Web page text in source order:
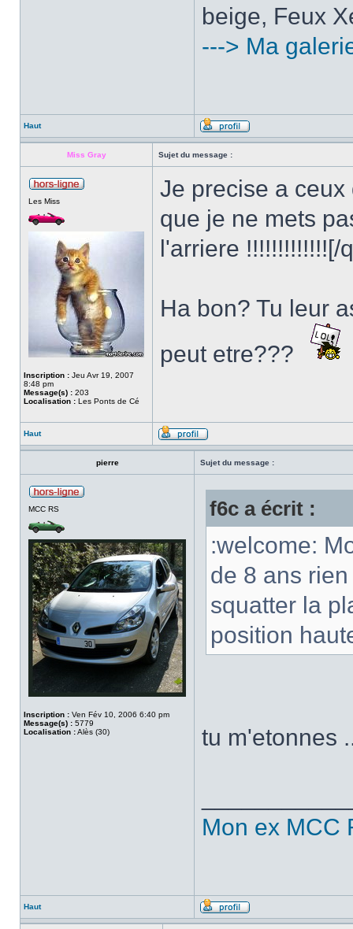
beige, Feux
---> Ma
Haut
Miss Gray Sujet du message :
Les Miss
Inscription : Jeu Avr 19, 2007
8:48 pm
Message(s) : 203
Localisation : Les Ponts de Cé
Je precise a
que je ne mets
l'arriere !!!!!!!!!!!!![/
Ha bon? Tu leur
peut etre???
Haut
pierre Sujet du message :
MCC RS
Inscription : Ven Fév 10, 2006 6:40 pm
Message(s) : 5779
Localisation :Alès (30)
f6c a écrit :
:welcome:
de 8 ans
squatter la
position
tu m'etonnes
Mon ex MCC
Haut